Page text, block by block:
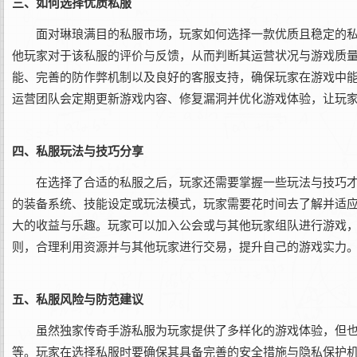
三、如何选择优质私服
面对琳琅满目的私服市场，玩家如何选择一款优质且稳定的
他玩家对于该私服的评价与反馈，从而判断其运营状况与游戏质
能、完善的防作弊机制以及良好的客服支持，确保玩家在游戏
运营团队会定期更新游戏内容、修复漏洞并优化游戏体验，让玩
四、私服玩法与技巧分享
在选择了合适的私服之后，玩家还需要掌握一些玩法与技巧
的装备系统、技能设定或玩法模式，玩家需要花时间去了解并
大的收益与乐趣。玩家可以加入公会或与其他玩家组队进行游
则，合理利用资源并与其他玩家进行交易，提升自己的游戏实力
五、私服风险与防范建议
虽然独家传奇手游私服为玩家提供了多样化的游戏体验，
等。玩家在选择私服时要确保其具备完善的安全措施与隐私保护